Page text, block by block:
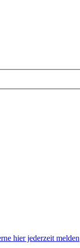
hier jederzeit melden